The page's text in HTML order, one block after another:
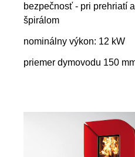
bezpečnosť - pri prehriatí
špirálom
nominálny výkon: 12 kW
priemer dymovodu 150